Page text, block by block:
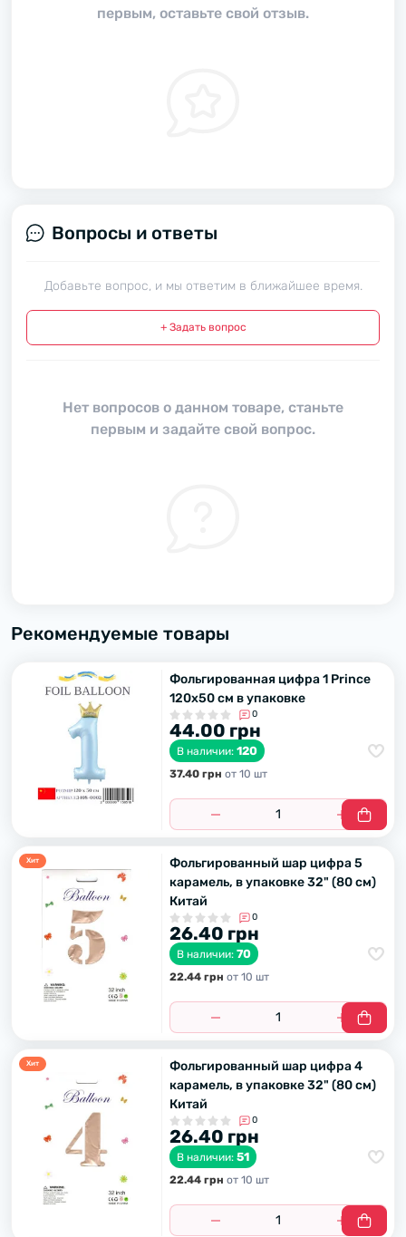
первым, оставьте свой отзыв.
Вопросы и ответы
Добавьте вопрос, и мы ответим в ближайшее время.
+ Задать вопрос
Нет вопросов о данном товаре, станьте
первым и задайте свой вопрос.
Рекомендуемые товары
Фольгированная цифра 1 Prince
120х50 см в упаковке
0
44.00 грн
В наличии: 120
37.40 грн от 10 шт
Хит
Фольгированный шар цифра 5
карамель, в упаковке 32" (80 см)
Китай
0
26.40 грн
В наличии: 70
22.44 грн от 10 шт
Хит
Фольгированный шар цифра 4
карамель, в упаковке 32" (80 см)
Китай
0
26.40 грн
В наличии: 51
22.44 грн от 10 шт